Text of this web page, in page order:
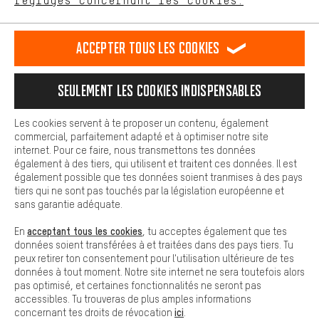
RÉSILIER LE CONTRAT Communauté d'Aix-la-Chapelle
Programme d'affiliation Mentions Légales Protection des données
Conditions générales de vente Plateforme d'Alerte
Reprise des batteries Corepile Paramètres de cookies
Modifier le contraste
Tous les prix s'entendent en euros (MwSt hors) plus les
frais de portpour la livraison versÉtats-Unis.
est plus confortable. Avec les cookies de confort, nous
Nous pouvons ainsi mettre à ta disposition d'autres contenus et
informations utiles. De plus, tu as la possibilité d'utiliser des
facilement les bons produits. Par exemple, nous proposons une
facilement aux questions.
Cookies de base
Les cookies de base garantissent que tu puisses utiliser les
fonctions de notre site web.
Accepter tous les cookies
Seulement les cookies indispensables
Les cookies servent à te proposer un contenu, également
commercial, parfaitement adapté et à optimiser notre site
internet. Pour ce faire, nous transmettons tes données
également à des tiers, qui utilisent et traitent ces données. Il est
également possible que tes données soient tranmises à des pays
tiers qui ne sont pas touchés par la législation européenne et
sans garantie adéquate.
En acceptant tous les cookies , tu acceptes également que tes
données soient transférées à et traitées dans des pays tiers. Tu
peux retirer ton consentement pour l'utilisation ultérieure de tes
données à tout moment. Notre site internet ne sera toutefois alors
pas optimisé, et certaines fonctionnalités ne seront pas
accessibles. Tu trouveras de plus amples informations
concernant tes droits de révocation ici